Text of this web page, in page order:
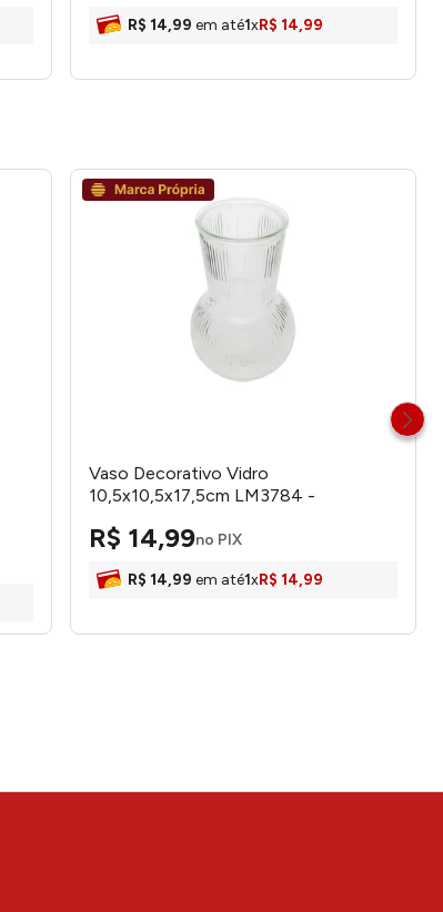
R$ 14,99 em até1xR$ 14,99
Vaso Decorativo Vidro
10,5x10,5x17,5cm LM3784 -
R$ 14,99no PIX
R$ 14,99 em até1xR$ 14,99